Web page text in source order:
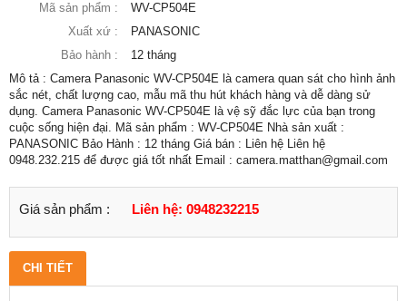
Mã sản phẩm :
WV-CP504E
Xuất xứ :
PANASONIC
Bảo hành :
12 tháng
Mô tả : Camera Panasonic WV-CP504E là camera quan sát cho hình ảnh
sắc nét, chất lượng cao, mẫu mã thu hút khách hàng và dễ dàng sử
dụng. Camera Panasonic WV-CP504E là vệ sỹ đắc lực của bạn trong
cuộc sống hiện đại. Mã sản phẩm : WV-CP504E Nhà sản xuất :
PANASONIC Bảo Hành : 12 tháng Giá bán : Liên hệ Liên hệ
0948.232.215 để được giá tốt nhất Email : camera.matthan@gmail.com
Giá sản phẩm : Liên hệ: 0948232215
CHI TIẾT